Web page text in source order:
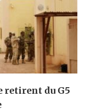
retirent du G5